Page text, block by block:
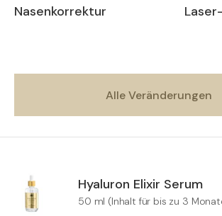
Nasenkorrektur
Alle Veränderungen
Hyaluron Elixir Serum
50 ml (Inhalt für bis zu 3